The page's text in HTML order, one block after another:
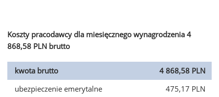
Koszty pracodawcy dla miesięcznego wynagrodzenia 4
868,58 PLN brutto
kwota brutto
4 868,58 PLN
ubezpieczenie emerytalne
475,17 PLN